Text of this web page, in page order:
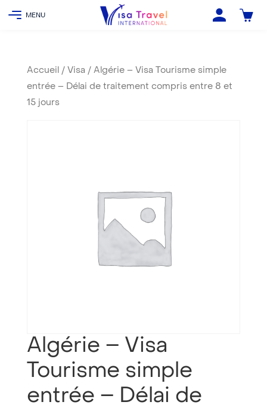
Accueil / Visa / Algérie – Visa Tourisme simple
entrée – Délai de traitement compris entre 8 et
15 jours
Algérie – Visa
Tourisme simple
entrée – Délai de